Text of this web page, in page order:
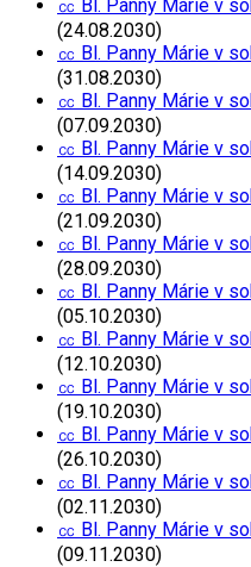
㏄ Bl. Panny Márie v
(24.08.2030)
㏄ Bl. Panny Márie v
(31.08.2030)
㏄ Bl. Panny Márie v
(07.09.2030)
㏄ Bl. Panny Márie v
(14.09.2030)
㏄ Bl. Panny Márie v
(21.09.2030)
㏄ Bl. Panny Márie v
(28.09.2030)
㏄ Bl. Panny Márie v
(05.10.2030)
㏄ Bl. Panny Márie v
(12.10.2030)
㏄ Bl. Panny Márie v
(19.10.2030)
㏄ Bl. Panny Márie v
(26.10.2030)
㏄ Bl. Panny Márie v
(02.11.2030)
㏄ Bl. Panny Márie v
(09.11.2030)